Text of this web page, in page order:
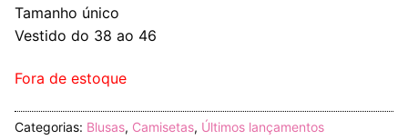
Tamanho único
Vestido do 38 ao 46
Fora de estoque
Categorias: Blusas, Camisetas, Últimos lançamentos